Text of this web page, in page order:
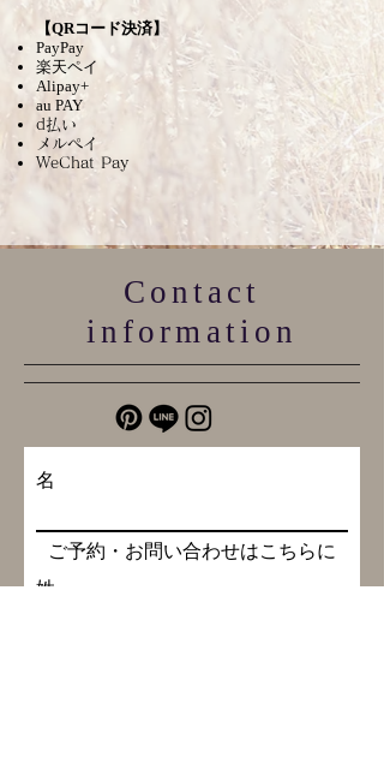
【QRコード決済】
PayPay
楽天ペイ
Alipay+
au PAY
d払い
メルペイ
WeChat Pay
Contact
information
名
ご予約・お問い合わせはこちらに
姓